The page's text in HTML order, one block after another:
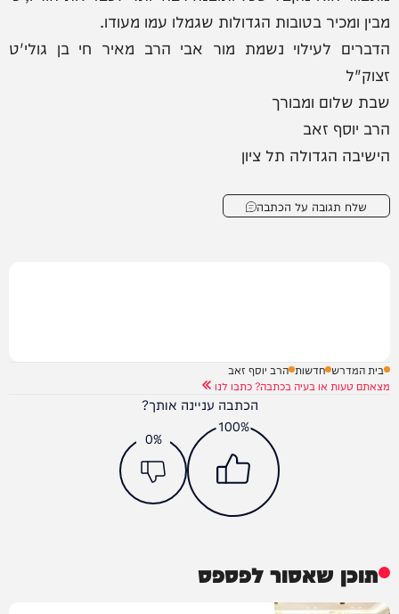
מבין ומכיר בטובות הגדולות שגמלו עמו מעודו.
הדברים לעילוי נשמת מור אבי הרב מאיר חי בן גולי'ט
זצוק"ל
שבת שלום ומבורך
הרב יוסף זאב
הישיבה הגדולה תל ציון
שלח תגובה על הכתבה
בית המדרש חדשות הרב יוסף זאב
מצאתם טעות או בעיה בכתבה? כתבו לנו
הכתבה עניינה אותך?
100%
0%
תוכן שאסור לפספס